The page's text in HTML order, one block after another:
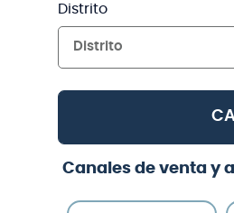
Distrito
Distrito
Canales de venta y